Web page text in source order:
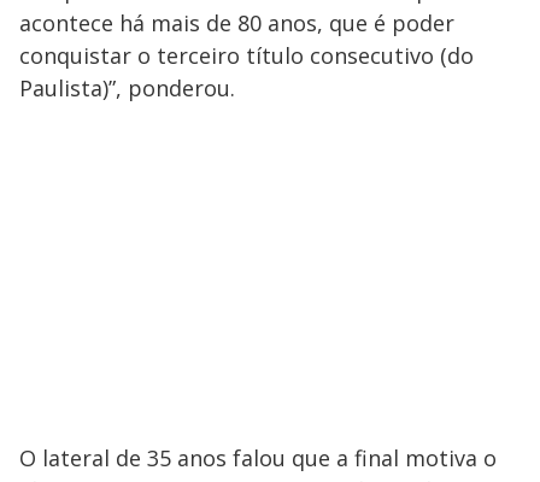
acontece há mais de 80 anos, que é poder
conquistar o terceiro título consecutivo (do
Paulista)”, ponderou.
O lateral de 35 anos falou que a final motiva o